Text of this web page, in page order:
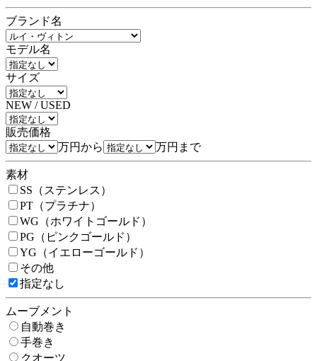
ブランド名
モデル名
サイズ
NEW / USED
販売価格
万円から
万円まで
素材
SS（ステンレス）
PT（プラチナ）
WG（ホワイトゴールド）
PG（ピンクゴールド）
YG（イエローゴールド）
その他
指定なし
ムーブメント
自動巻き
手巻き
クオーツ